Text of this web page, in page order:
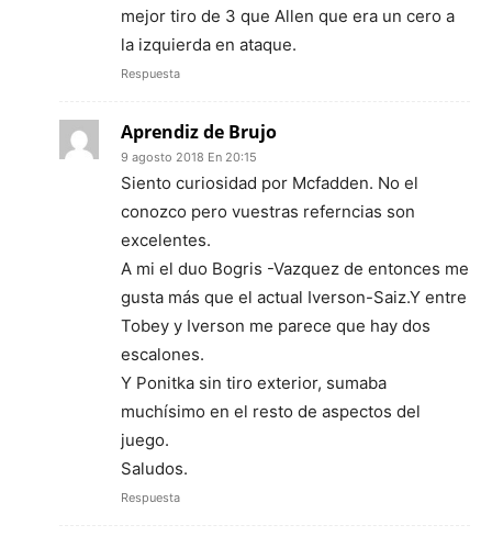
mejor tiro de 3 que Allen que era un cero a
la izquierda en ataque.
Respuesta
Aprendiz de Brujo
9 agosto 2018 En 20:15
Siento curiosidad por Mcfadden. No el
conozco pero vuestras referncias son
excelentes.
A mi el duo Bogris -Vazquez de entonces me
gusta más que el actual Iverson-Saiz.Y entre
Tobey y Iverson me parece que hay dos
escalones.
Y Ponitka sin tiro exterior, sumaba
muchísimo en el resto de aspectos del
juego.
Saludos.
Respuesta